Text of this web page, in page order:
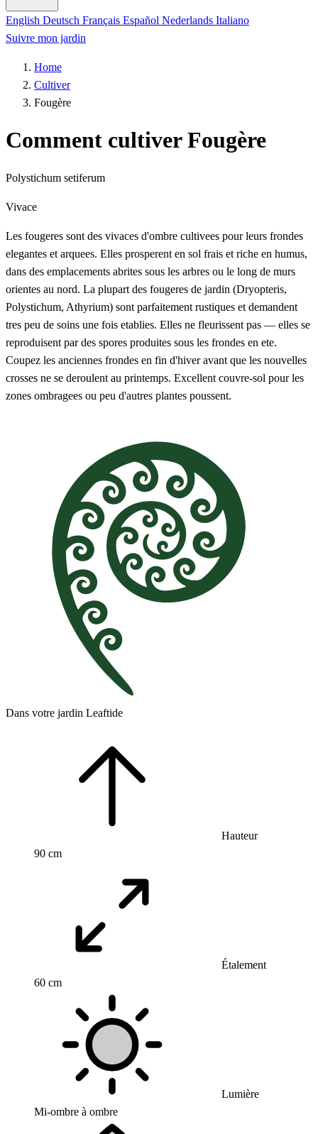
English Deutsch Français Español Nederlands Italiano
Suivre mon jardin
Home
Cultiver
Fougère
Comment cultiver Fougère
Polystichum setiferum
Vivace
Les fougeres sont des vivaces d'ombre cultivees pour leurs frondes
elegantes et arquees. Elles prosperent en sol frais et riche en humus,
dans des emplacements abrites sous les arbres ou le long de murs
orientes au nord. La plupart des fougeres de jardin (Dryopteris,
Polystichum, Athyrium) sont parfaitement rustiques et demandent
tres peu de soins une fois etablies. Elles ne fleurissent pas — elles se
reproduisent par des spores produites sous les frondes en ete.
Coupez les anciennes frondes en fin d'hiver avant que les nouvelles
crosses ne se deroulent au printemps. Excellent couvre-sol pour les
zones ombragees ou peu d'autres plantes poussent.
Dans votre jardin Leaftide
Hauteur
90 cm
Étalement
60 cm
Lumière
Mi-ombre à ombre